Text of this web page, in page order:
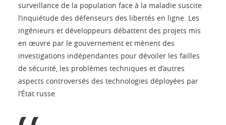
surveillance de la population face à la maladie suscite
l’inquiétude des défenseurs des libertés en ligne. Les
ingénieurs et développeurs débattent des projets mis
en œuvre par le gouvernement et mènent des
investigations indépendantes pour dévoiler les failles
de sécurité, les problèmes techniques et d’autres
aspects controversés des technologies déployées par
l’État russe.